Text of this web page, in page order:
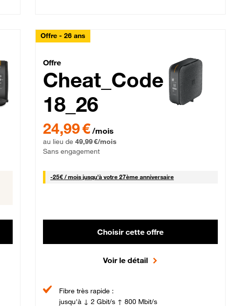
Offre - 26 ans
Cheat_Code Fibre_18_26
Offre
Cheat_Code
18_26
24,99 € /mois
au lieu de 49,99 €/mois
Sans engagement
-25€ / mois25 € par mois
jusqu'à votre 27ème anniversaire
Choisir cette offre
Voir le détail
Fibre très rapide :
jusqu'à ↓ 2 Gbit/s ↑ 800 Mbit/s